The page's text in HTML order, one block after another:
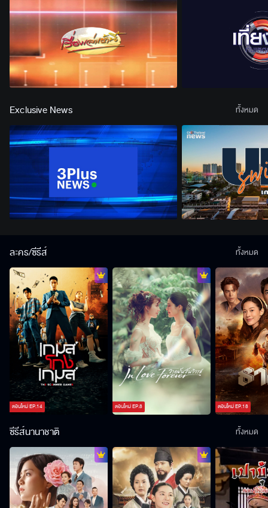
Exclusive News ทั้งหมด
ละคร/ซีรีส์
ตอนใหม่EP.14 ตอนใหม่EP.8 ตอนใหม่EP.18
ทั้งหมด
ซีรีส์นานาชาติ ทั้งหมด